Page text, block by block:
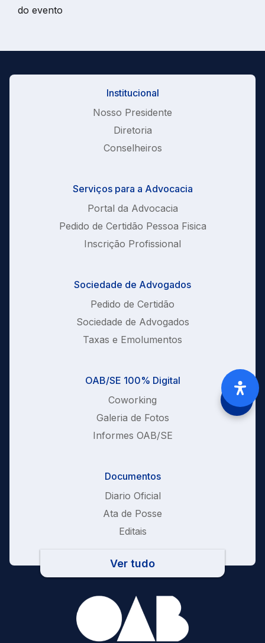
do evento
Institucional
Nosso Presidente
Diretoria
Conselheiros
Serviços para a Advocacia
Portal da Advocacia
Pedido de Certidão Pessoa Fisica
Inscrição Profissional
Sociedade de Advogados
Pedido de Certidão
Sociedade de Advogados
Taxas e Emolumentos
OAB/SE 100% Digital
Coworking
Galeria de Fotos
Informes OAB/SE
Documentos
Diario Oficial
Ata de Posse
Editais
Ver tudo